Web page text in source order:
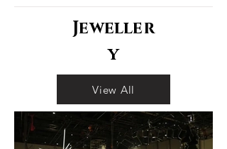
裝之軀」作為一種純藝術形式的獨特魅力，同
時紀念在大都會藝術博物館新展廳空間的啟
用。 本屆的紅毯上，服裝設計繼續挑戰傳統
的風格，一眾設計師採用光影投影技術與可變
數位藝術家、視覺藝術家共同創作服的跨界合
作成為潮流，這些作品不單是時尚單品，更是
服裝藝術與表演藝術的完美結合，為Met
Gala寫下新的里程碑。 就讓我們回顧一下焦
Jeweller
y
View All